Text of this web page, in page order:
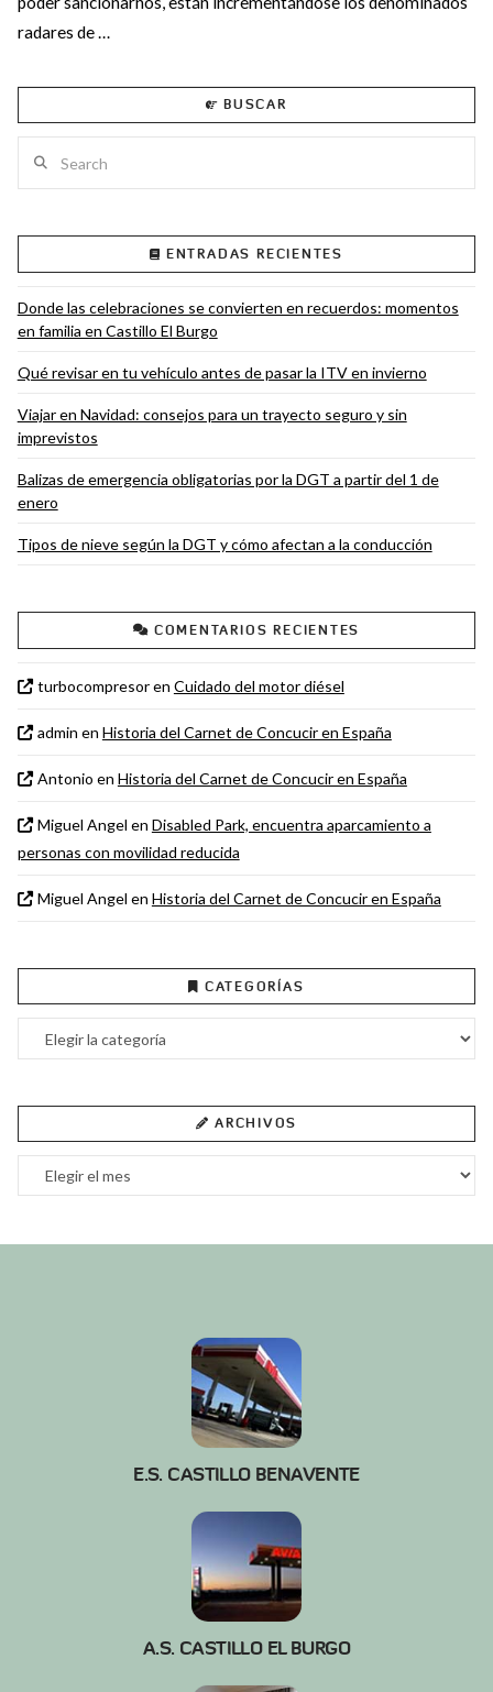
VIEW POST
radares de …
BUSCAR
ENTRADAS RECIENTES
Donde las celebraciones se convierten en recuerdos: momentos
en familia en Castillo El Burgo
Qué revisar en tu vehículo antes de pasar la ITV en invierno
Viajar en Navidad: consejos para un trayecto seguro y sin
imprevistos
Balizas de emergencia obligatorias por la DGT a partir del 1 de
enero
Tipos de nieve según la DGT y cómo afectan a la conducción
COMENTARIOS RECIENTES
turbocompresoren Cuidado del motor diésel
admin en Historia del Carnet de Concucir en España
Antonio en Historia del Carnet de Concucir en España
Miguel Angel en Disabled Park, encuentra aparcamiento a
personas con movilidad reducida
Miguel Angel en Historia del Carnet de Concucir en España
CATEGORÍAS
Categorías
ARCHIVOS
Archivos
E.S. CASTILLO BENAVENTE
A.S. CASTILLO EL BURGO